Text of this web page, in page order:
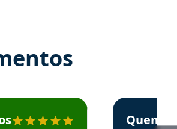
o Aprova Concursos em
Estudante
Quem